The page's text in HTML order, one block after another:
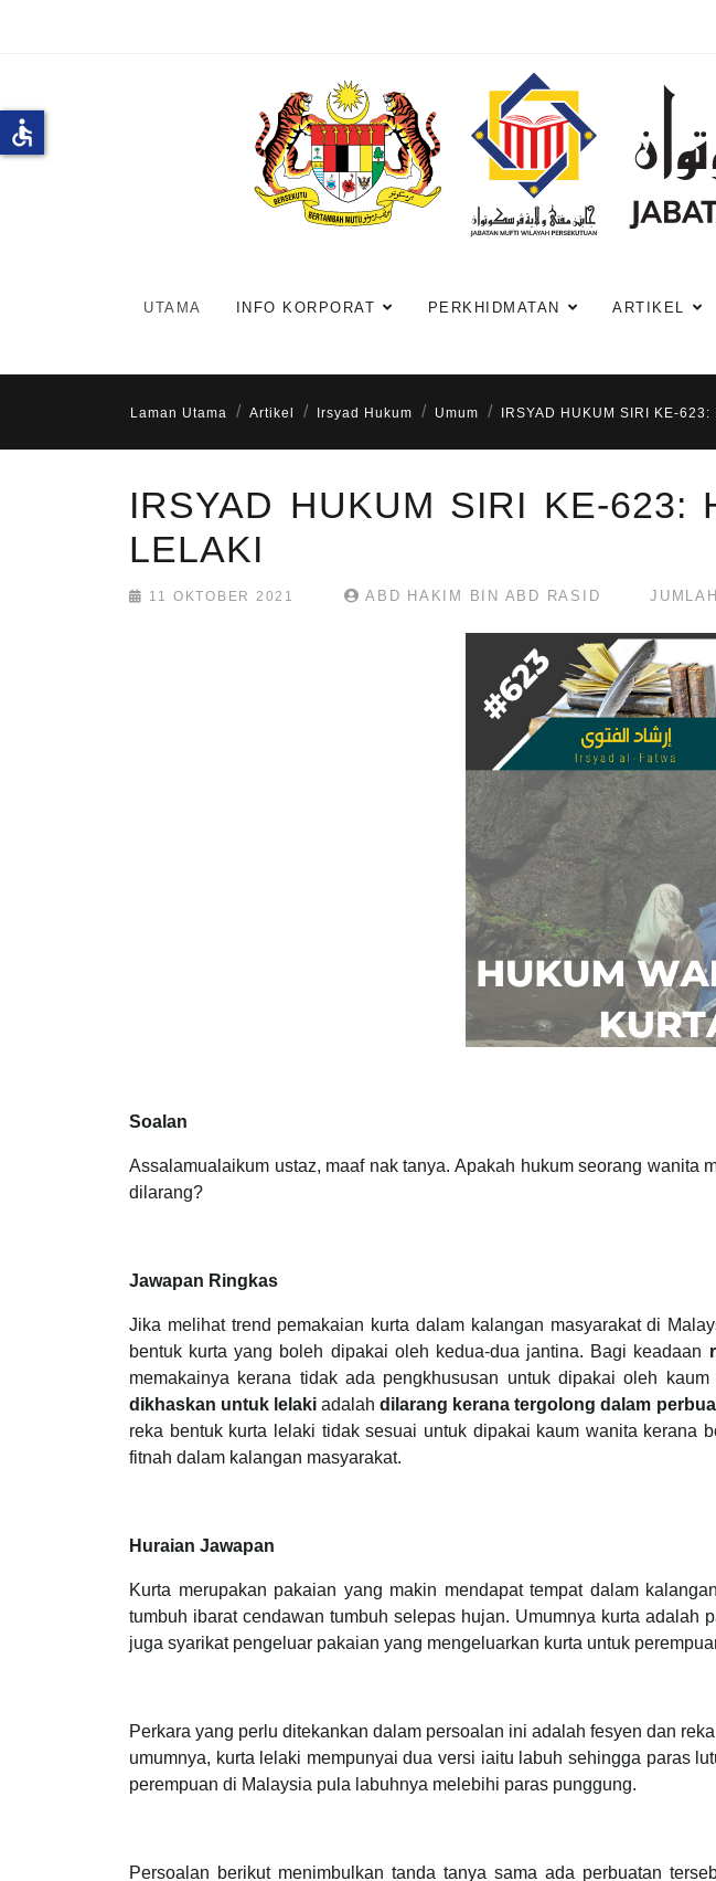
UTAMA INFO KORPORAT PERKHIDMATAN ARTIKEL
Laman Utama Artikel Irsyad Hukum Umum IRSYAD HUKUM SIRI KE-623:
IRSYAD HUKUM SIRI KE-623:
LELAKI
11 OKTOBER 2021 ABD HAKIM BIN ABD RASID
Soalan
Assalamualaikum ustaz, maaf nak tanya. Apakah hukum seorang
dilarang?
Jawapan Ringkas
Jika melihat trend pemakaian kurta dalam kalangan masyarakat di
bentuk kurta yang boleh dipakai oleh kedua-dua jantina. Bagi keadaan
memakainya kerana tidak ada pengkhususan untuk dipakai oleh
dikhaskan untuk lelaki adalahdilarang kerana tergolong dalam
reka bentuk kurta lelaki tidak sesuai untuk dipakai kaum wanita kerana
fitnah dalam kalangan masyarakat.
Huraian Jawapan
Kurta merupakan pakaian yang makin mendapat tempat dalam
tumbuh ibarat cendawan tumbuh selepas hujan. Umumnya kurta
juga syarikat pengeluar pakaian yang mengeluarkan kurta untuk
Perkara yang perlu ditekankan dalam persoalan ini adalah fesyen dan
umumnya, kurta lelaki mempunyai dua versi iaitu labuh sehingga paras
perempuan di Malaysia pula labuhnya melebihi paras punggung.
Persoalan berikut menimbulkan tanda tanya sama ada perbuatan
accessible